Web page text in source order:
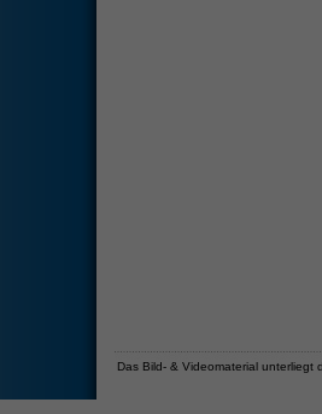
Das Bild- & Videomaterial unterliegt